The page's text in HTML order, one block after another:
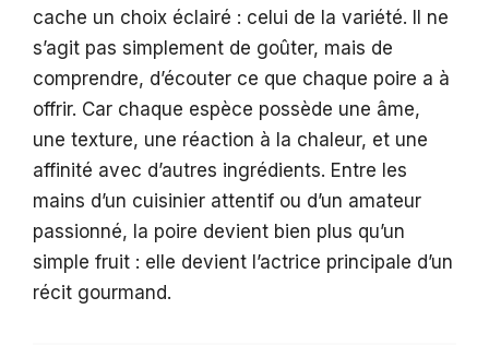
cache un choix éclairé : celui de la variété. Il ne
s’agit pas simplement de goûter, mais de
comprendre, d’écouter ce que chaque poire a à
offrir. Car chaque espèce possède une âme,
une texture, une réaction à la chaleur, et une
affinité avec d’autres ingrédients. Entre les
mains d’un cuisinier attentif ou d’un amateur
passionné, la poire devient bien plus qu’un
simple fruit : elle devient l’actrice principale d’un
récit gourmand.